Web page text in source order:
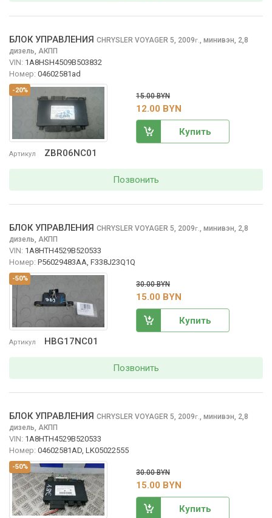
-20%
Артикул ZBR06NC01
БЛОК УПРАВЛЕНИЯ CHRYSLER VOYAGER 5, 2009г., минивэн, 2,8
дизель, АКПП
VIN: 1A8HSH4509B503832
Номер: 04602581ad
15.00 BYN
12.00 BYN
Купить
Позвонить
-50%
Артикул HBG17NC01
БЛОК УПРАВЛЕНИЯ CHRYSLER VOYAGER 5, 2009г., минивэн, 2,8
дизель, АКПП
VIN: 1A8HTH4529B520533
Номер: P56029483AA, F338J23Q1Q
30.00 BYN
15.00 BYN
Купить
Позвонить
-50%
БЛОК УПРАВЛЕНИЯ CHRYSLER VOYAGER 5, 2009г., минивэн, 2,8
дизель, АКПП
VIN: 1A8HTH4529B520533
Номер: 04602581AD, LK05022555
30.00 BYN
15.00 BYN
Купить